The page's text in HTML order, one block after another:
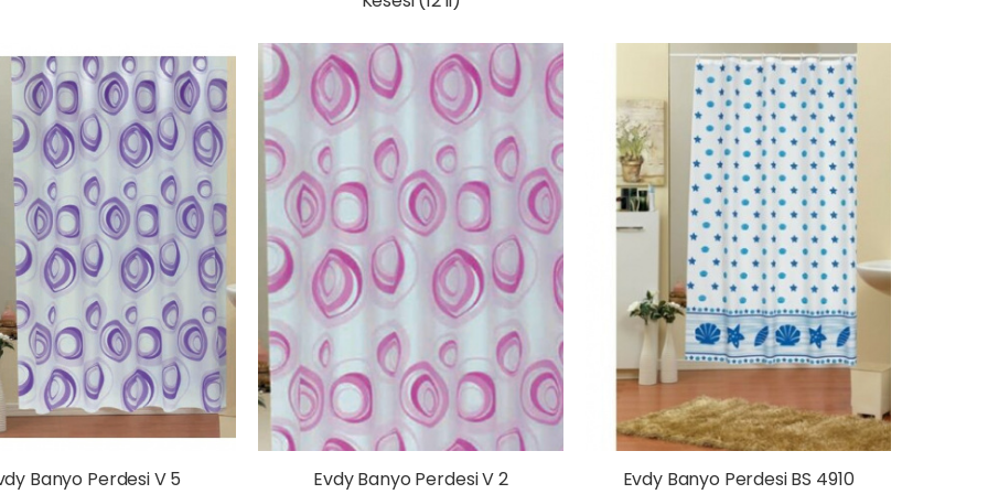
Banyo Perdesi V 5 Evdy Banyo Perdesi V 2 Evdy Banyo Perdesi BS 4910